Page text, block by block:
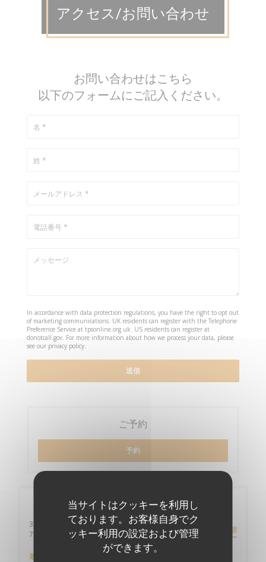
当サイトはクッキーを利用し
ております。お客様自身でク
ッキー利用の設定および管理
ができます。
アクセス/お問い合わせ
お問い合わせはこちら
以下のフォームにご記入ください。
In accordance with data protection regulations, you have the right to opt out
of marketing communications. UK residents can register with the Telephone
Preference Service at tpsonline.org.uk. US residents can register at
donotcall.gov. For more information about how we process your data, please
see our privacy policy.
ご予約
予約
店舗情報
3 rue Bourse
75002 Paris
((新しいウィンドウで開きます)) 道順
最寄り駅